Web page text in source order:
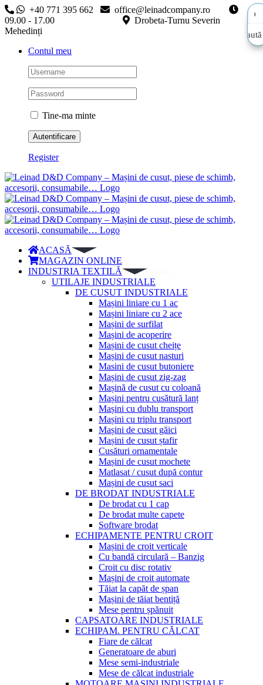
Skip
to
content
+40 771 395 662
office@leinadcompany.ro
09.00 - 17.00
Drobeta-Turnu Severin
Mehedinți
Contul meu
Tine-ma minte
Register
ACASĂ
MAGAZIN ONLINE
INDUSTRIA TEXTILĂ
UTILAJE INDUSTRIALE
DE CUSUT INDUSTRIALE
Mașini liniare cu 1 ac
Mașini liniare cu 2 ace
Mașini de surfilat
Mașini de acoperire
Mașini de cusut cheițe
Mașini de cusut nasturi
Masini de cusut butoniere
Mașini de cusut zig-zag
Mașină de cusut cu coloană
Mașini pentru cusătură lanț
Mașini cu dublu transport
Mașini cu triplu transport
Mașini de cusut găici
Mașini de cusut ștafir
Cusături ornamentale
Mașini de cusut mochete
Matlasat / cusut după contur
Mașini de cusut saci
DE BRODAT INDUSTRIALE
De brodat cu 1 cap
De brodat multe capete
Software brodat
ECHIPAMENTE PENTRU CROIT
Mașini de croit verticale
Cu bandă circulară – Banzig
Croit cu disc rotativ
Mașini de croit automate
Tăiat la capăt de șpan
Mașini de tăiat bentiță
Mese pentru șpănuit
CAPSATOARE INDUSTRIALE
ECHIPAM. PENTRU CĂLCAT
Fiare de călcat
Generatoare de aburi
Mese semi-industriale
Mese de călcat industriale
Caută
Caută